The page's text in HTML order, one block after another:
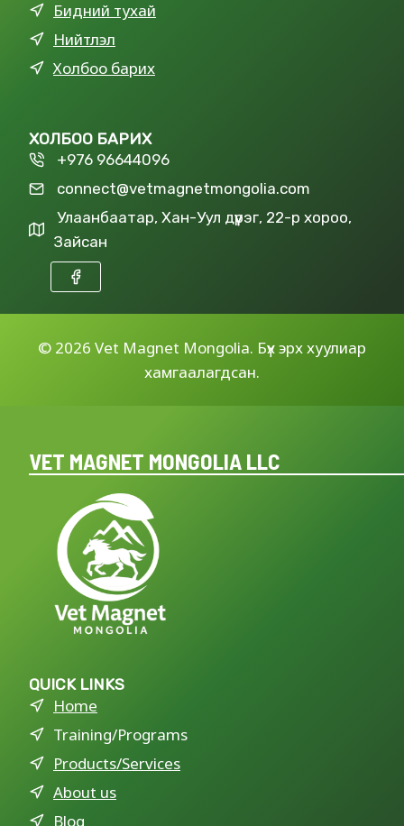
Бидний тухай
Нийтлэл
Холбоо барих
ХОЛБОО БАРИХ
+976 96644096
connect@vetmagnetmongolia.com
Улаанбаатар, Хан-Уул дүүрэг, 22-р хороо,
Зайсан
© 2026 Vet Magnet Mongolia. Бүх эрх хуулиар
хамгаалагдсан.
VET MAGNET MONGOLIA LLC
QUICK LINKS
Home
Training/Programs
Products/Services
About us
Blog